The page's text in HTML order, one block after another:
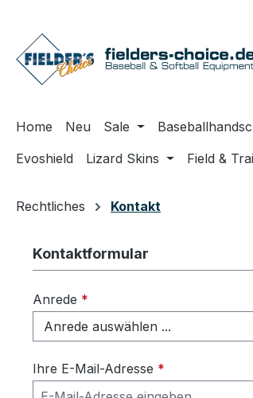
Home Neu Sale
Evoshield
Lizard Skins Field &
Rechtliches Kontakt
Kontaktformular
Anrede *
Ihre E-Mail-Adresse *